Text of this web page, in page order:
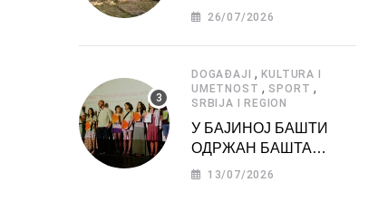
ЗАДУЖБИНЕ
26/07/2026
DOGAĐAJI ,KULTURA I
UMETNOST , SPORT ,
SRBIJA I REGION
У БАЈИНОЈ БАШТИ
ОДРЖАН БАШТА
ФЕСТ 2026
13/07/2026